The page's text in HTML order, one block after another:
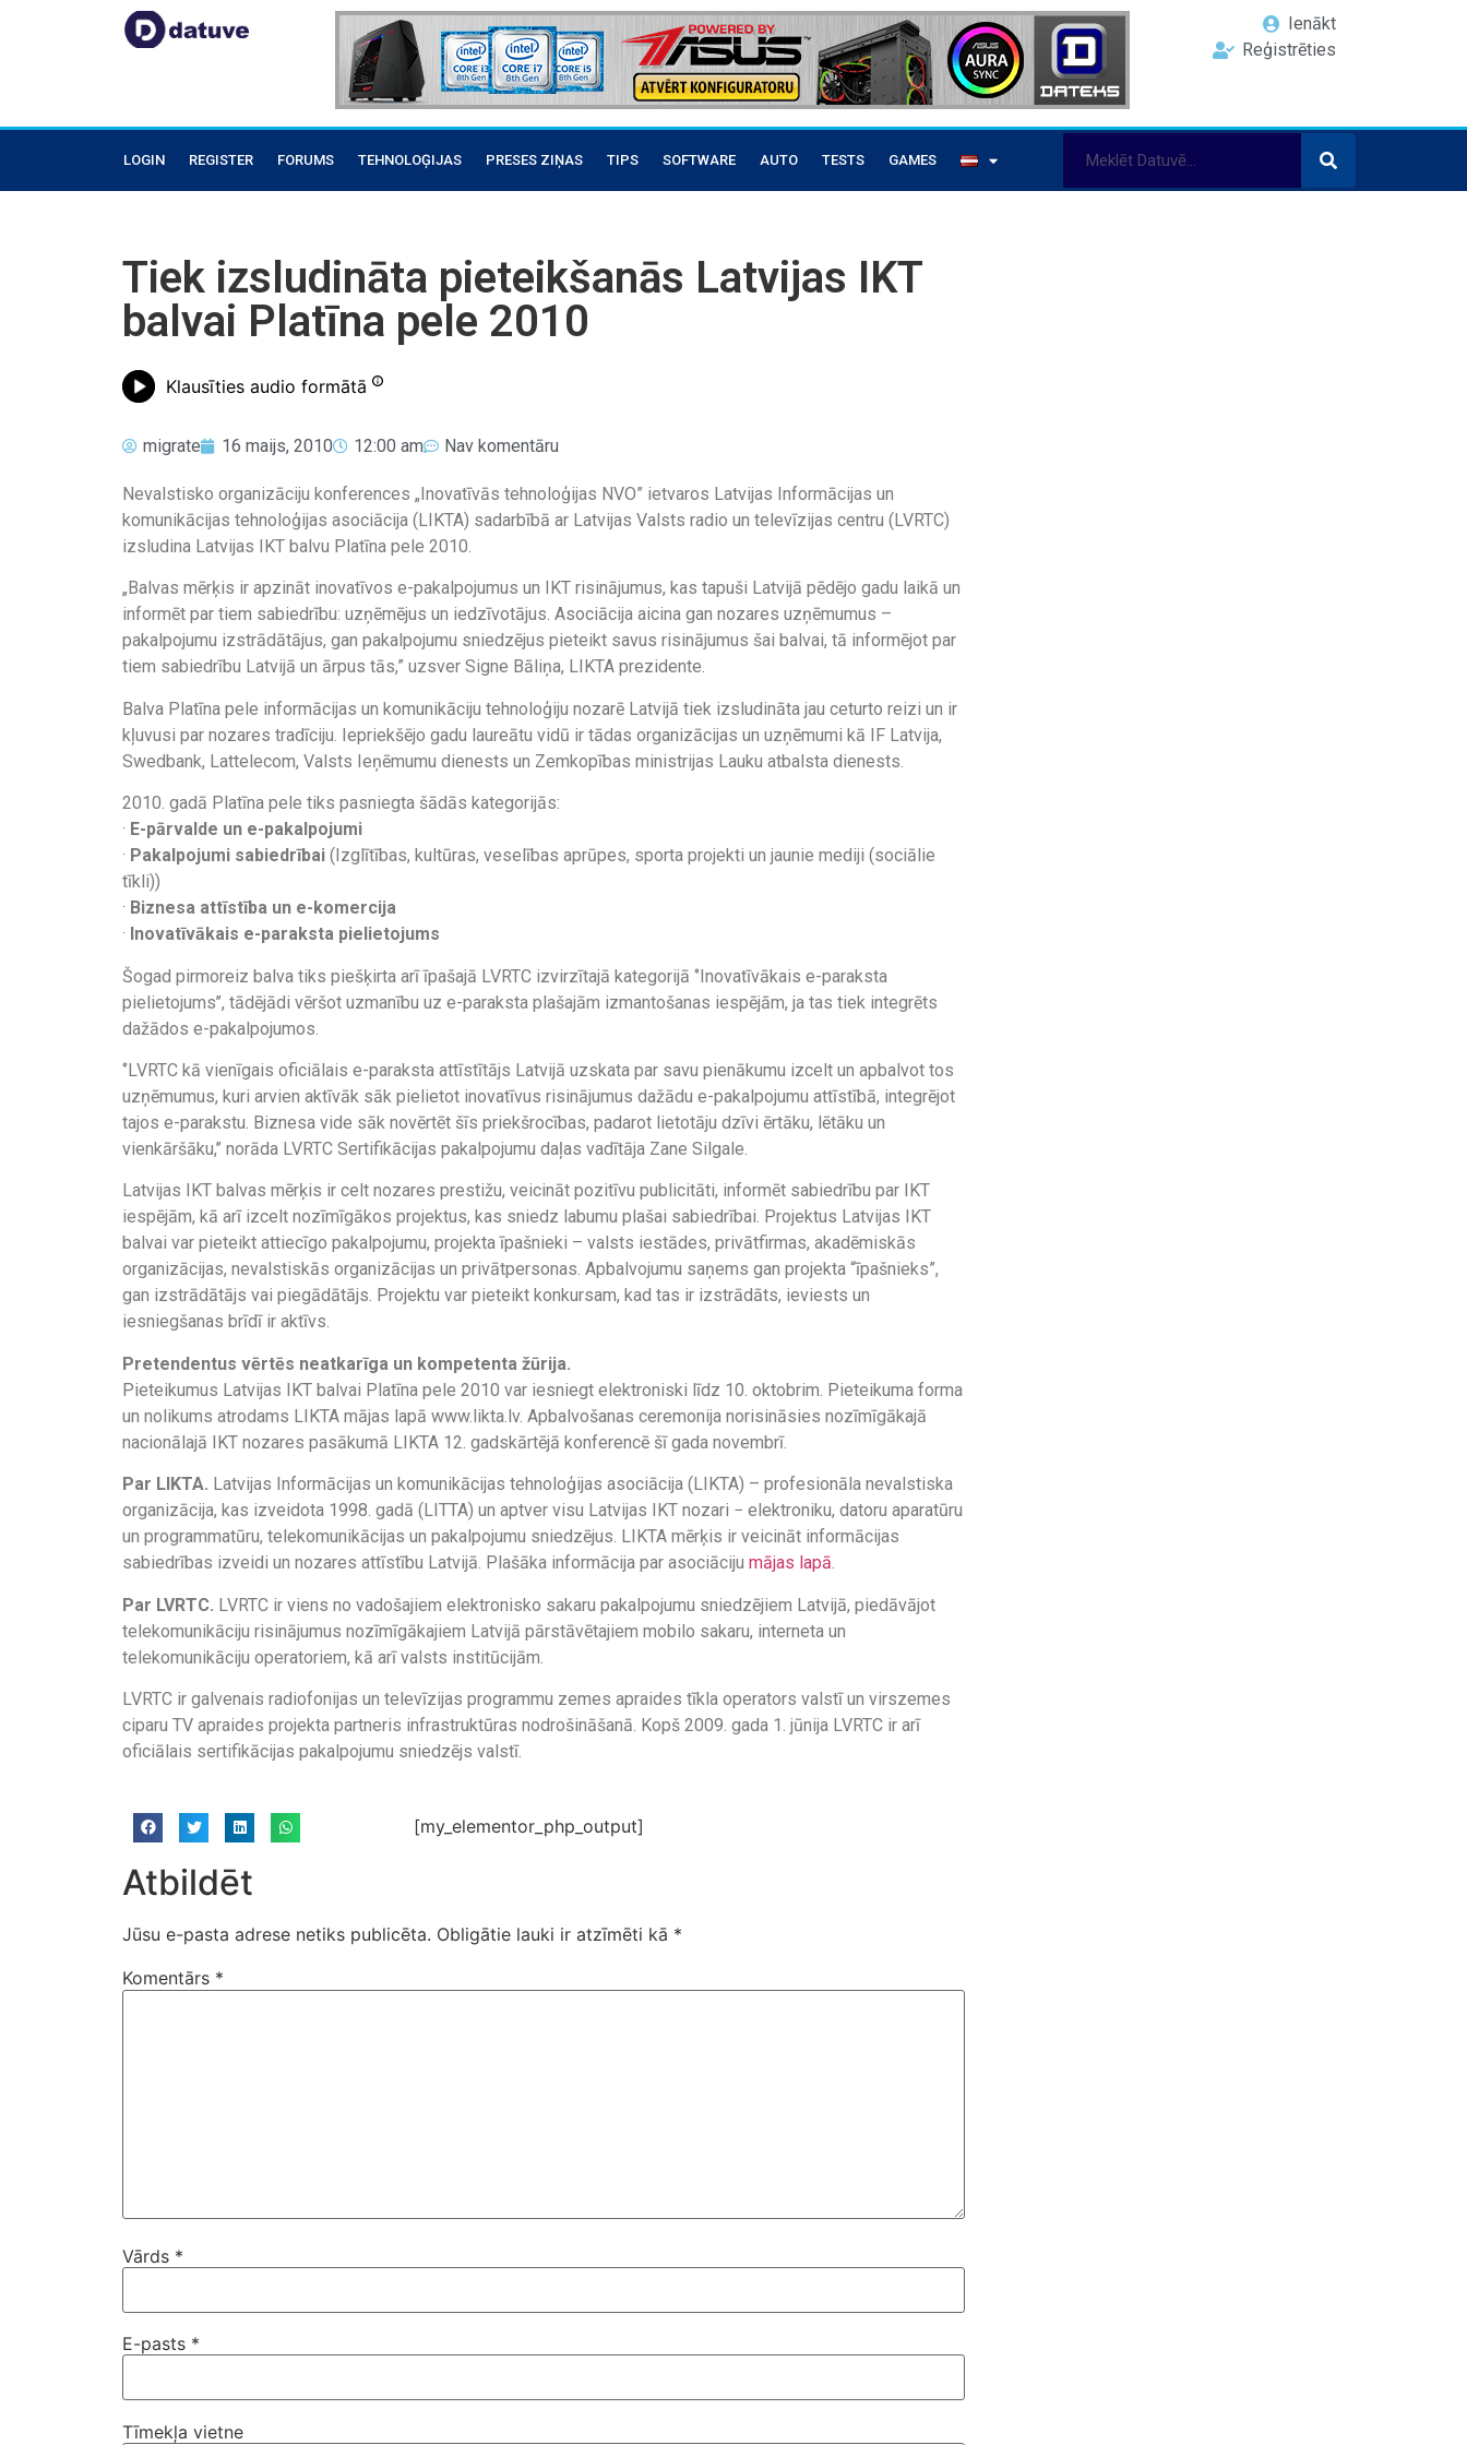
Ienākt
Reģistrēties
LOGIN REGISTER FORUMS TEHNOLOĢIJAS PRESES ZIŅAS TIPS SOFTWARE AUTO TESTS GAMES
Tiek izsludināta pieteikšanās Latvijas IKT
balvai Platīna pele 2010
Klausīties audio formātā
migrate 16 maijs, 2010 12:00 am Nav komentāru
Nevalstisko organizāciju konferences „Inovatīvās tehnoloģijas NVO” ietvaros Latvijas Informācijas un
komunikācijas tehnoloģijas asociācija (LIKTA) sadarbībā ar Latvijas Valsts radio un televīzijas centru (LVRTC)
izsludina Latvijas IKT balvu Platīna pele 2010.
„Balvas mērķis ir apzināt inovatīvos e-pakalpojumus un IKT risinājumus, kas tapuši Latvijā pēdējo gadu laikā un
informēt par tiem sabiedrību: uzņēmējus un iedzīvotājus. Asociācija aicina gan nozares uzņēmumus –
pakalpojumu izstrādātājus, gan pakalpojumu sniedzējus pieteikt savus risinājumus šai balvai, tā informējot par
tiem sabiedrību Latvijā un ārpus tās,” uzsver Signe Bāliņa, LIKTA prezidente.
Balva Platīna pele informācijas un komunikāciju tehnoloģiju nozarē Latvijā tiek izsludināta jau ceturto reizi un ir
kļuvusi par nozares tradīciju. Iepriekšējo gadu laureātu vidū ir tādas organizācijas un uzņēmumi kā IF Latvija,
Swedbank, Lattelecom, Valsts Ieņēmumu dienests un Zemkopības ministrijas Lauku atbalsta dienests.
2010. gadā Platīna pele tiks pasniegta šādās kategorijās:
· E-pārvalde un e-pakalpojumi
· Pakalpojumi sabiedrībai (Izglītības, kultūras, veselības aprūpes, sporta projekti un jaunie mediji (sociālie
tīkli))
· Biznesa attīstība un e-komercija
· Inovatīvākais e-paraksta pielietojums
Šogad pirmoreiz balva tiks piešķirta arī īpašajā LVRTC izvirzītajā kategorijā ‘’Inovatīvākais e-paraksta
pielietojums’’, tādējādi vēršot uzmanību uz e-paraksta plašajām izmantošanas iespējām, ja tas tiek integrēts
dažādos e-pakalpojumos.
‘’LVRTC kā vienīgais oficiālais e-paraksta attīstītājs Latvijā uzskata par savu pienākumu izcelt un apbalvot tos
uzņēmumus, kuri arvien aktīvāk sāk pielietot inovatīvus risinājumus dažādu e-pakalpojumu attīstībā, integrējot
tajos e-parakstu. Biznesa vide sāk novērtēt šīs priekšrocības, padarot lietotāju dzīvi ērtāku, lētāku un
vienkāršāku,’’ norāda LVRTC Sertifikācijas pakalpojumu daļas vadītāja Zane Silgale.
Latvijas IKT balvas mērķis ir celt nozares prestižu, veicināt pozitīvu publicitāti, informēt sabiedrību par IKT
iespējām, kā arī izcelt nozīmīgākos projektus, kas sniedz labumu plašai sabiedrībai. Projektus Latvijas IKT
balvai var pieteikt attiecīgo pakalpojumu, projekta īpašnieki – valsts iestādes, privātfirmas, akadēmiskās
organizācijas, nevalstiskās organizācijas un privātpersonas. Apbalvojumu saņems gan projekta “īpašnieks”,
gan izstrādātājs vai piegādātājs. Projektu var pieteikt konkursam, kad tas ir izstrādāts, ieviests un
iesniegšanas brīdī ir aktīvs.
Pretendentus vērtēs neatkarīga un kompetenta žūrija.
Pieteikumus Latvijas IKT balvai Platīna pele 2010 var iesniegt elektroniski līdz 10. oktobrim. Pieteikuma forma
un nolikums atrodams LIKTA mājas lapā www.likta.lv. Apbalvošanas ceremonija norisināsies nozīmīgākajā
nacionālajā IKT nozares pasākumā LIKTA 12. gadskārtējā konferencē šī gada novembrī.
Par LIKTA. Latvijas Informācijas un komunikācijas tehnoloģijas asociācija (LIKTA) – profesionāla nevalstiska
organizācija, kas izveidota 1998. gadā (LITTA) un aptver visu Latvijas IKT nozari − elektroniku, datoru aparatūru
un programmatūru, telekomunikācijas un pakalpojumu sniedzējus. LIKTA mērķis ir veicināt informācijas
sabiedrības izveidi un nozares attīstību Latvijā. Plašāka informācija par asociāciju mājas lapā.
Par LVRTC. LVRTC ir viens no vadošajiem elektronisko sakaru pakalpojumu sniedzējiem Latvijā, piedāvājot
telekomunikāciju risinājumus nozīmīgākajiem Latvijā pārstāvētajiem mobilo sakaru, interneta un
telekomunikāciju operatoriem, kā arī valsts institūcijām.
LVRTC ir galvenais radiofonijas un televīzijas programmu zemes apraides tīkla operators valstī un virszemes
ciparu TV apraides projekta partneris infrastruktūras nodrošināšanā. Kopš 2009. gada 1. jūnija LVRTC ir arī
oficiālais sertifikācijas pakalpojumu sniedzējs valstī.
[my_elementor_php_output]
Atbildēt
Jūsu e-pasta adrese netiks publicēta. Obligātie lauki ir atzīmēti kā *
Komentārs *
Vārds *
E-pasts *
Tīmekļa vietne